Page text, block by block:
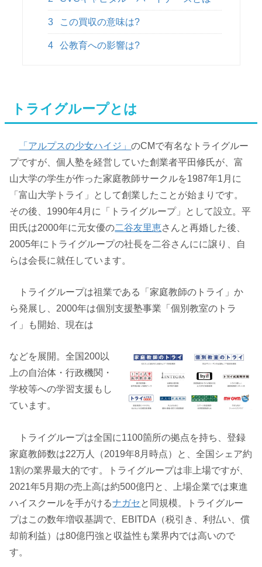
3 この買収の意味は?
4 公教育への影響は?
トライグループとは
「アルプスの少女ハイジ」のCMで有名なトライグルー
プですが、個人塾を経営していた創業者平田修氏が、富
山大学の学生が作った家庭教師サークルを1987年1月に
「富山大学トライ」として創業したことが始まりです。
その後、1990年4月に「トライグループ」として設立。平
田氏は2000年に元女優の二谷友里恵さんと再婚した後、
2005年にトライグループの社長を二谷さんにに譲り、自
らは会長に就任しています。
トライグループは祖業である「家庭教師のトライ」か
ら発展し、2000年は個別支援塾事業「個別教室のトラ
イ」も開始、現在は
などを展開。全国200以
上の自治体・行政機関・
学校等への学習支援もし
ています。
トライグループは全国に1100箇所の拠点を持ち、登録
家庭教師数は22万人（2019年8月時点）と、全国シェア約
1割の業界最大的です。トライグループは非上場ですが、
2021年5月期の売上高は約500億円と、上場企業では東進
ハイスクールを手がけるナガセと同規模。トライグルー
プはこの数年増収基調で、EBITDA（税引き、利払い、償
却前利益）は80億円強と収益性も業界内では高いので
す。